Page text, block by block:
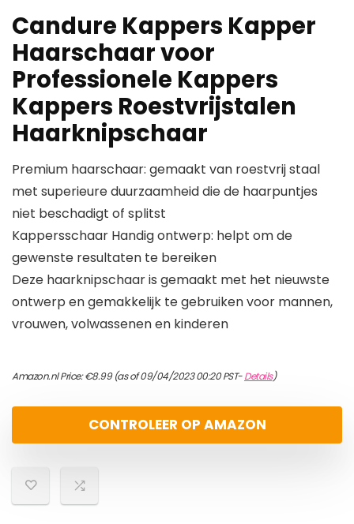
Candure Kappers Kapper
Haarschaar voor
Professionele Kappers
Kappers Roestvrijstalen
Haarknipschaar
Premium haarschaar: gemaakt van roestvrij staal
met superieure duurzaamheid die de haarpuntjes
niet beschadigt of splitst
Kappersschaar Handig ontwerp: helpt om de
gewenste resultaten te bereiken
Deze haarknipschaar is gemaakt met het nieuwste
ontwerp en gemakkelijk te gebruiken voor mannen,
vrouwen, volwassenen en kinderen
Amazon.nl Price:€8.99(as of 09/04/2023 00:20 PST-Details)
CONTROLEER OP AMAZON